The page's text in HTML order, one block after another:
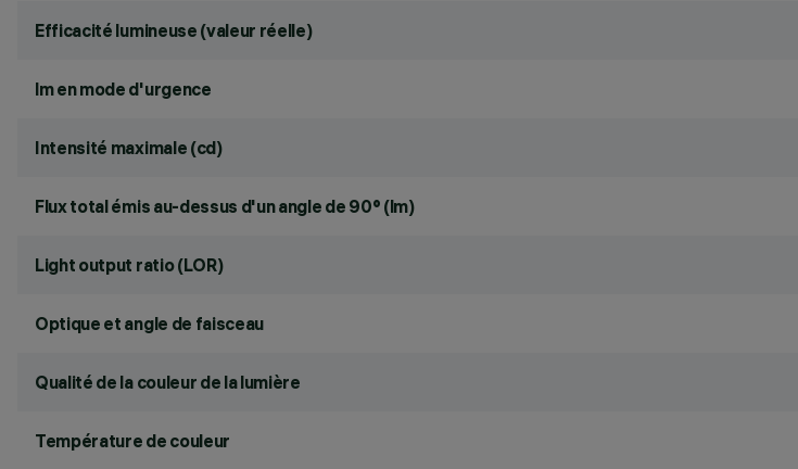
Efficacité lumineuse (valeur réelle)
lm en mode d'urgence
Intensité maximale (cd)
Flux total émis au-dessus d'un angle de 90° (lm)
Light output ratio (LOR)
Optique et angle de faisceau
Qualité de la couleur de la lumière
Température de couleur